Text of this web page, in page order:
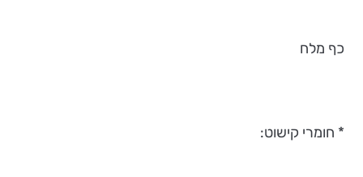
כף מלח
* חומרי קישוט: